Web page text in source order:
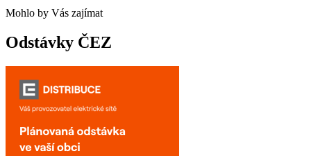
Mohlo by Vás zajímat
Odstávky ČEZ